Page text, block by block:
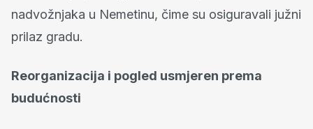
nadvožnjaka u Nemetinu, čime su osiguravali južni
prilaz gradu.
Reorganizacija i pogled usmjeren prema
budućnosti